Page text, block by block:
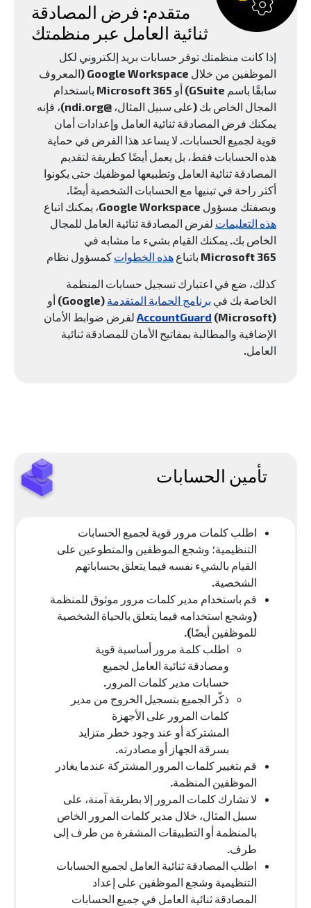
متقدم: فرض المصادقة
ثنائية العامل عبر منظمتك
إذا كانت منظمتك توفر حسابات بريد إلكتروني لكل
الموظفين من خلال Google Workspace (المعروف
سابقًا باسم GSuite) أو Microsoft 365 باستخدام
المجال الخاص بك (على سبيل المثال، @ndi.org)، فإنه
يمكنك فرض المصادقة ثنائية العامل وإعدادات أمان
قوية لجميع الحسابات. لا يساعد هذا الفرض في حماية
هذه الحسابات فقط، بل يعمل أيضًا كطريقة لتقديم
المصادقة ثنائية العامل وتطبيعها لموظفيك حتى يكونوا
أكثر راحة في تبنيها مع الحسابات الشخصية أيضًا.
وبصفتك مسؤول Google Workspace، يمكنك اتباع
هذه التعليمات لفرض المصادقة ثنائية العامل للمجال
الخاص بك. يمكنك القيام بشيء ما مشابه في
Microsoft 365 باتباع
هذه الخطوات كمسؤول نظام
كذلك، ضع في اعتبارك تسجيل حسابات المنظمة
الخاصة بك في برنامج الحماية المتقدمة (Google) أو
AccountGuard (Microsoft) لفرض ضوابط الأمان
الإضافية والمطالبة بمفاتيح الأمان للمصادقة ثنائية
العامل.
تأمين الحسابات
اطلب كلمات مرور قوية لجميع الحسابات
التنظيمية؛ وشجع الموظفين والمتطوعين على
القيام بالشيء نفسه فيما يتعلق بحساباتهم
الشخصية.
قم باستخدام مدير كلمات مرور موثوق للمنظمة
(وشجع استخدامه فيما يتعلق بالحياة الشخصية
للموظفين أيضًا).
اطلب كلمة مرور أساسية قوية
ومصادقة ثنائية العامل لجميع
حسابات مدير كلمات المرور.
ذكّر الجميع بتسجيل الخروج من مدير
كلمات المرور على الأجهزة
المشتركة أو عند وجود خطر متزايد
بسرقة الجهاز أو مصادرته.
قم بتغيير كلمات المرور المشتركة عندما يغادر
الموظفين المنظمة.
لا تشارك كلمات المرور إلا بطريقة آمنة، على
سبيل المثال، خلال مدير كلمات المرور الخاص
بالمنظمة أو التطبيقات المشفرة من طرف إلى
طرف.
اطلب المصادقة ثنائية العامل لجميع الحسابات
التنظيمية وشجع الموظفين على إعداد
المصادقة ثنائية العامل في جميع الحسابات